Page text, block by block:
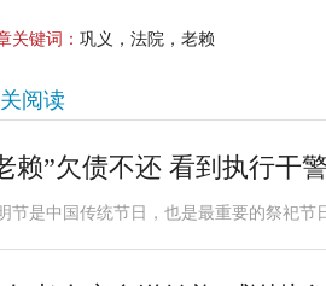
关键词： 巩义，法院，老赖
阅读
赖”欠债不还 看到执行干
节是中国传统节日，也是最重要的祭祀